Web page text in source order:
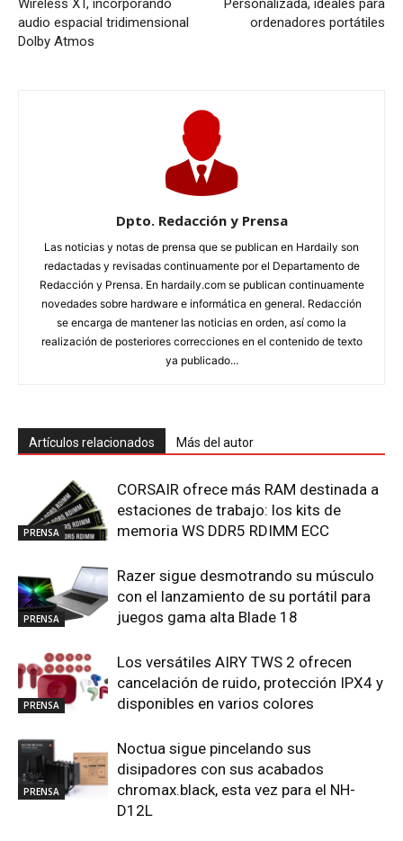
audio espacial tridimensional
Dolby Atmos
ordenadores portátiles
Dpto. Redacción y Prensa
Las noticias y notas de prensa que se publican en Hardaily son
redactadas y revisadas continuamente por el Departamento de
Redacción y Prensa. En hardaily.com se publican continuamente
novedades sobre hardware e informática en general. Redacción
se encarga de mantener las noticias en orden, así como la
realización de posteriores correcciones en el contenido de texto
ya publicado...
Artículos relacionados Más del autor
PRENSA
CORSAIR ofrece más RAM destinada a
estaciones de trabajo: los kits de
memoria WS DDR5 RDIMM ECC
PRENSA
Razer sigue desmotrando su músculo
con el lanzamiento de su portátil para
juegos gama alta Blade 18
PRENSA
Los versátiles AIRY TWS 2 ofrecen
cancelación de ruido, protección IPX4 y
disponibles en varios colores
PRENSA
Noctua sigue pincelando sus
disipadores con sus acabados
chromax.black, esta vez para el NH-
D12L